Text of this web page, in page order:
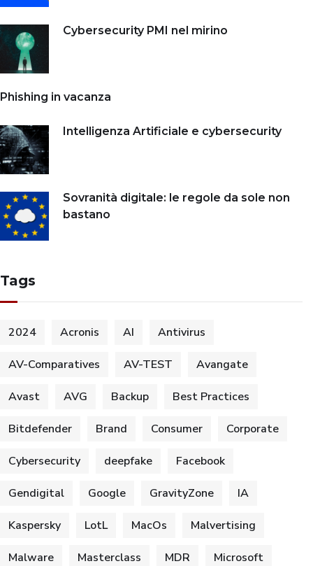
Cybersecurity PMI nel mirino
Phishing in vacanza
Intelligenza Artificiale e cybersecurity
Sovranità digitale: le regole da sole non
bastano
Tags
2024 Acronis AI Antivirus
AV-Comparatives AV-TEST Avangate
Avast AVG Backup Best Practices
Bitdefender Brand Consumer Corporate
Cybersecurity deepfake Facebook
Gendigital Google GravityZone IA
Kaspersky LotL MacOs Malvertising
Malware Masterclass MDR Microsoft